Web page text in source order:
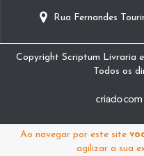
Ao navegar por este site
agilizar a sua
Rua Fernandes
Copyright Scriptum Livraria
Todos os